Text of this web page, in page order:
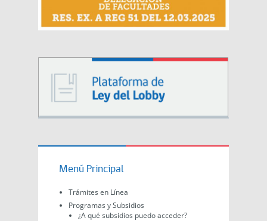
Menú Principal
Trámites en Línea
Programas y Subsidios
¿A qué subsidios puedo acceder?